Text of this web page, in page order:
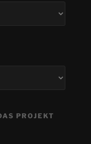
PROJEKT